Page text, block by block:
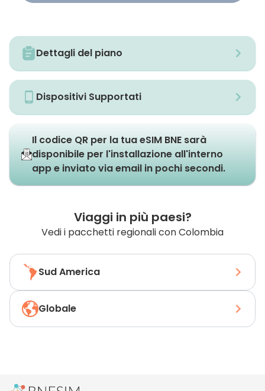
Dettagli del piano
Dispositivi Supportati
Il codice QR per la tua eSIM BNE sarà
disponibile per l'installazione all'interno
app e inviato via email in pochi secondi.
Viaggi in più paesi?
Vedi i pacchetti regionali con Colombia
Sud America
Globale